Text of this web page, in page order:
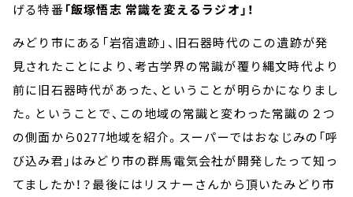
げる特番「飯塚悟志 常識を変えるラジオ」！
みどり市にある「岩宿遺跡」、旧石器時代のこの遺跡が発
見されたことにより、考古学界の常識が覆り縄文時代より
前に旧石器時代があった、ということが明らかになりまし
た。ということで、この地域の常識と変わった常識の２つ
の側面から0277地域を紹介。スーパーではおなじみの「呼
び込み君」はみどり市の群馬電気会社が開発したって知っ
てましたか！？最後にはリスナーさんから頂いたみどり市